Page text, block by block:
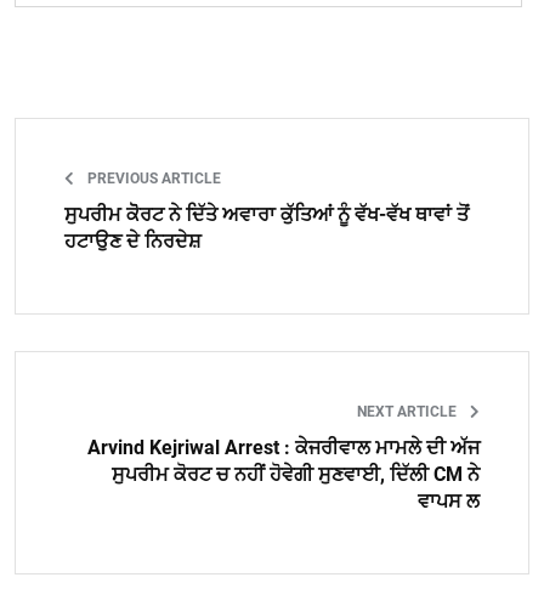
PREVIOUS ARTICLE
ਸੁਪਰੀਮ ਕੋੋਰਟ ਨੇ ਦਿੱਤੇ ਅਵਾਰਾ ਕੁੱਤਿਆਂ ਨੂੰ ਵੱਖ-ਵੱਖ ਥਾਵਾਂ ਤੋਂ
ਹਟਾਉਣ ਦੇ ਨਿਰਦੇਸ਼
NEXT ARTICLE
Arvind Kejriwal Arrest : ਕੇਜਰੀਵਾਲ ਮਾਮਲੇ ਦੀ ਅੱਜ
ਸੁਪਰੀਮ ਕੋਰਟ ਚ ਨਹੀਂ ਹੋਵੇਗੀ ਸੁਣਵਾਈ, ਦਿੱਲੀ CM ਨੇ
ਵਾਪਸ ਲ